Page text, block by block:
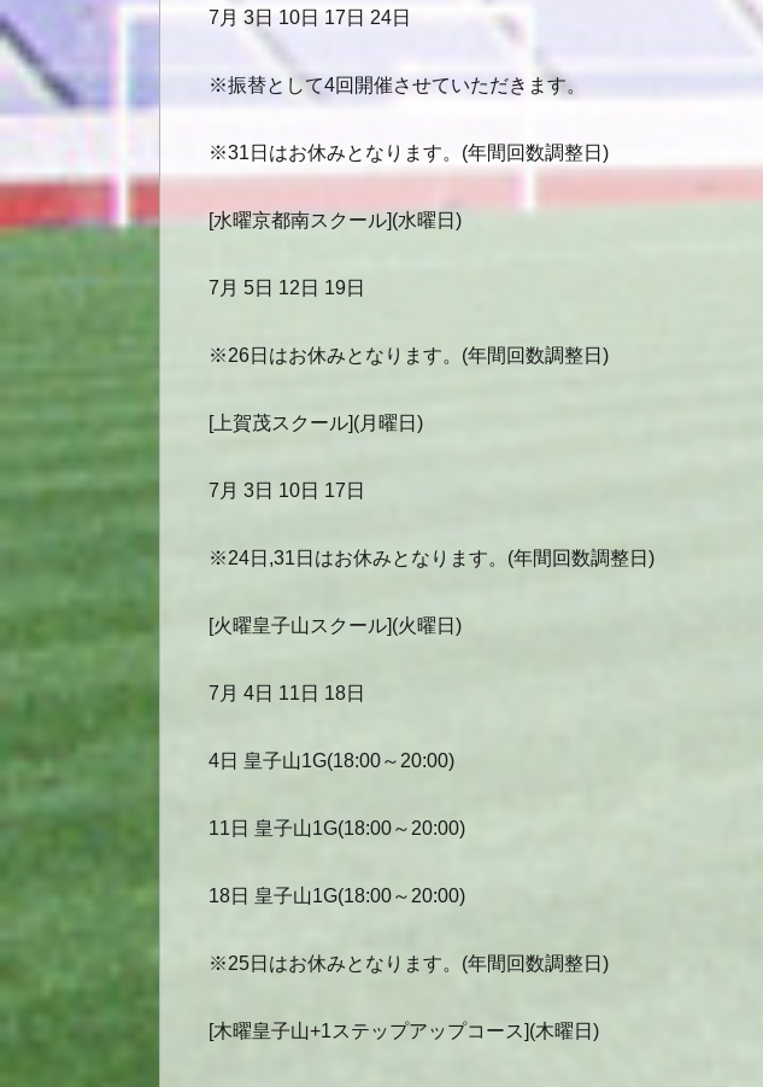
7月 3日 10日 17日 24日
※振替として4回開催させていただきます。
※31日はお休みとなります。(年間回数調整日)
[水曜京都南スクール](水曜日)
7月 5日 12日 19日
※26日はお休みとなります。(年間回数調整日)
[上賀茂スクール](月曜日)
7月 3日 10日 17日
※24日,31日はお休みとなります。(年間回数調整日)
[火曜皇子山スクール](火曜日)
7月 4日 11日 18日
4日 皇子山1G(18:00～20:00)
11日 皇子山1G(18:00～20:00)
18日 皇子山1G(18:00～20:00)
※25日はお休みとなります。(年間回数調整日)
[木曜皇子山+1ステップアップコース](木曜日)